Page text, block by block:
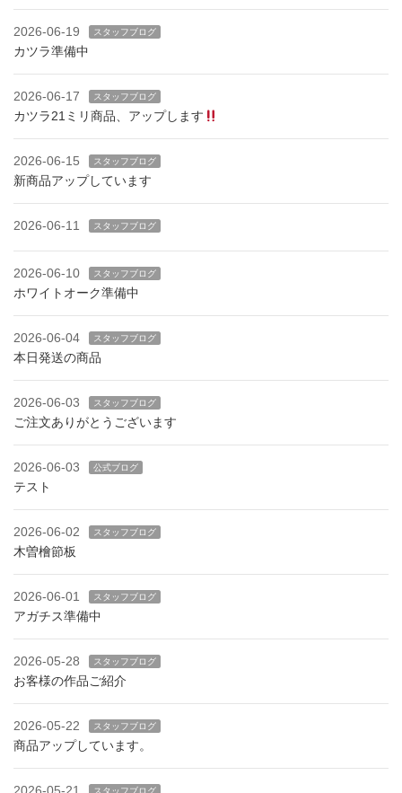
2026-06-19 スタッフブログ
カツラ準備中
2026-06-17 スタッフブログ
カツラ21ミリ商品、アップします
2026-06-15 スタッフブログ
新商品アップしています
2026-06-11 スタッフブログ
2026-06-10 スタッフブログ
ホワイトオーク準備中
2026-06-04 スタッフブログ
本日発送の商品
2026-06-03 スタッフブログ
ご注文ありがとうございます
2026-06-03 公式ブログ
テスト
2026-06-02 スタッフブログ
木曽檜節板
2026-06-01 スタッフブログ
アガチス準備中
2026-05-28 スタッフブログ
お客様の作品ご紹介
2026-05-22 スタッフブログ
商品アップしています。
スタッフブログ